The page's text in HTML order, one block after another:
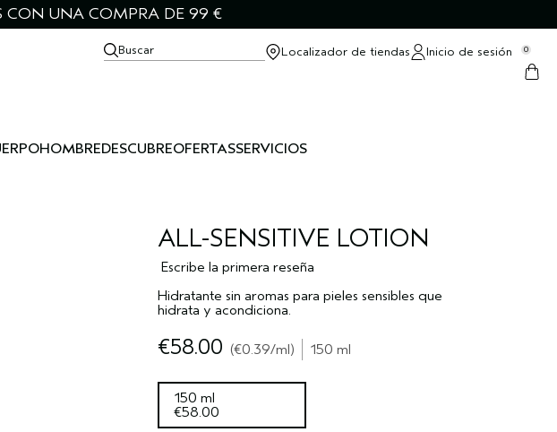
CON UNA COMPRA DE 99 €
Buscar Localizador de tiendas Inicio de sesión 0
HOMBREDESCUBREOFERTASSERVICIOS
ALL-SENSITIVE LOTION
Escribe la primera reseña
Hidratante sin aromas para pieles sensibles que
hidrata y acondiciona.
€58.00 €0.39/ml 150 ml
150 ml
€58.00